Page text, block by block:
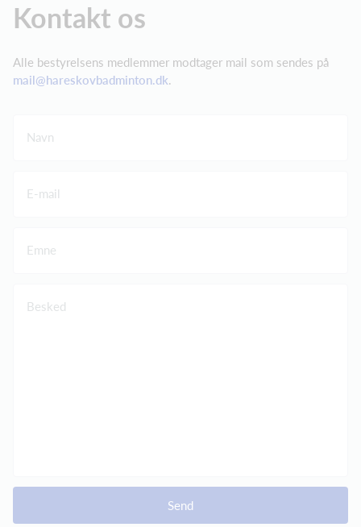
Kontakt os
Alle bestyrelsens medlemmer modtager mail som sendes på
mail@hareskovbadminton.dk.
Navn
E-mail
Emne
Besked
Send